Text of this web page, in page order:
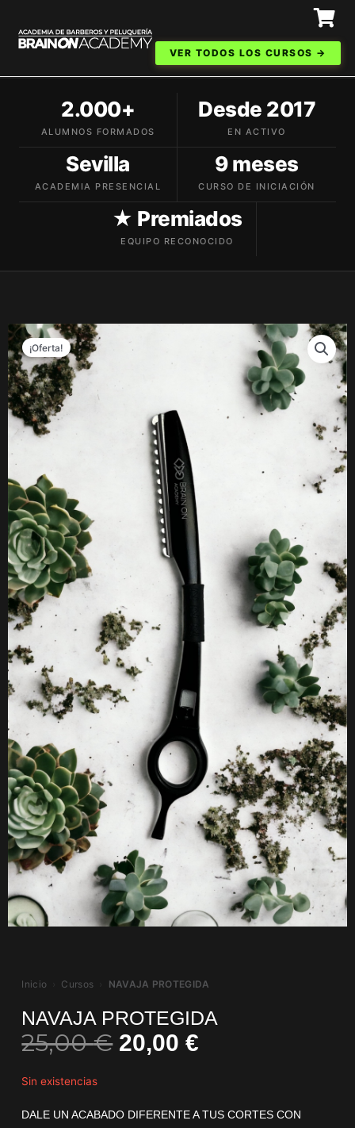
contenido
VER TODOS LOS CURSOS →
2.000+
ALUMNOS FORMADOS
Desde 2017
EN ACTIVO
Sevilla
ACADEMIA PRESENCIAL
9 meses
CURSO DE INICIACIÓN
★ Premiados
EQUIPO RECONOCIDO
¡Oferta!
Inicio Cursos NAVAJA PROTEGIDA
NAVAJA PROTEGIDA
25,00€ El
era:
20,00€
es:
Sin existencias
DALE UN ACABADO DIFERENTE A TUS CORTES CON